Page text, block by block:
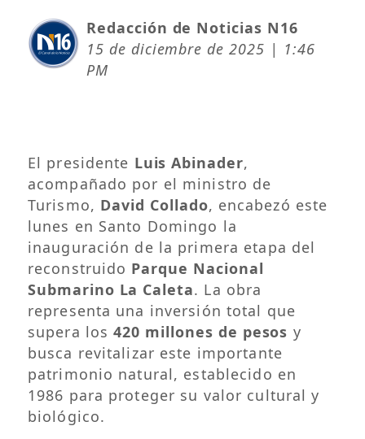
Redacción de Noticias N16
15 de diciembre de 2025 | 1:46
PM
El presidente Luis Abinader,
acompañado por el ministro de
Turismo, David Collado, encabezó este
lunes en Santo Domingo la
inauguración de la primera etapa del
reconstruido Parque Nacional
Submarino La Caleta. La obra
representa una inversión total que
supera los420 millones de pesos y
busca revitalizar este importante
patrimonio natural, establecido en
1986 para proteger su valor cultural y
biológico.